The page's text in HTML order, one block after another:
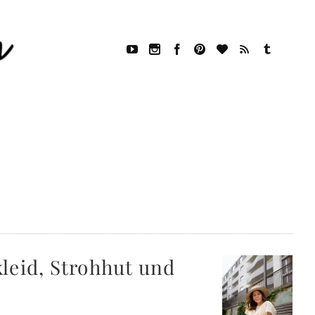
Strohhut und